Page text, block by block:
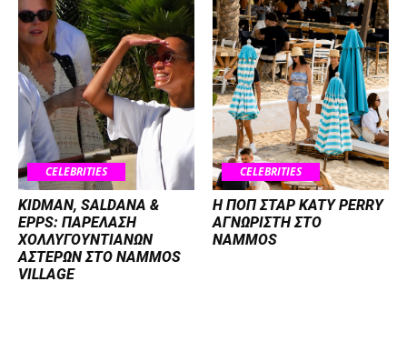
CELEBRITIES
KIDMAN, SALDANA &
EPPS: ΠΑΡΕΛΑΣΗ
ΧΟΛΛΥΓΟΥΝΤΙΑΝΩΝ
ΑΣΤΕΡΩΝ ΣΤΟ NAMMOS
VILLAGE
CELEBRITIES
H ΠΟΠ ΣΤΑΡ KATY PERRY
ΑΓΝΩΡΙΣΤΗ ΣΤΟ
NAMMOS